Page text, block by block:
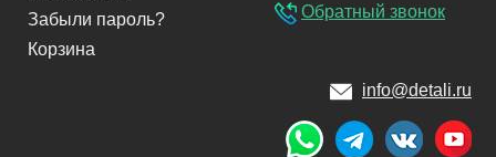
Забыли пароль?
Корзина
Обратный звонок
info@detali.ru